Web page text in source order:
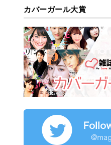
カバーガール大賞